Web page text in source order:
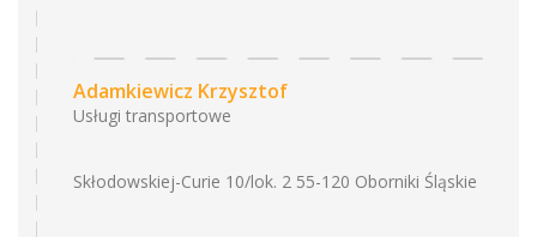
Adamkiewicz Krzysztof
Usługi transportowe
Skłodowskiej-Curie 10/lok. 2 55-120 Oborniki Śląskie